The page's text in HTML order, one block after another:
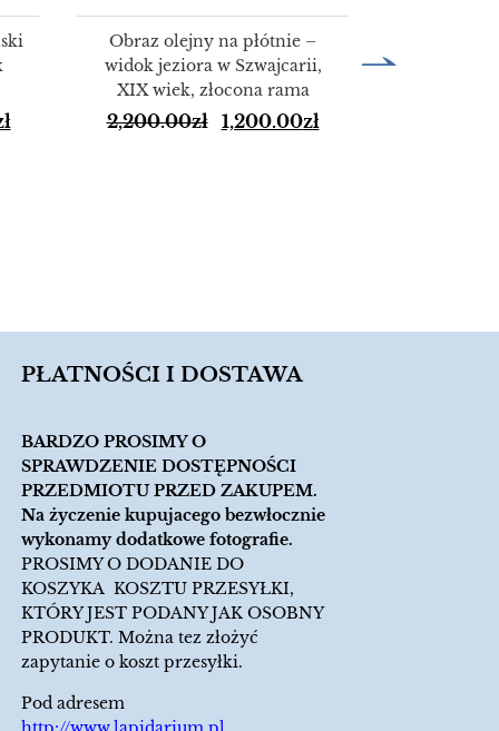
Obraz olejny na płótnie –
widok jeziora w Szwajcarii,
XIX wiek, złocona rama
2,200.00zł 1,200.00zł
PŁATNOŚCI I DOSTAWA
BARDZO PROSIMY O
SPRAWDZENIE DOSTĘPNOŚCI
PRZEDMIOTU PRZED ZAKUPEM.
Na życzenie kupujacego bezwłocznie
wykonamy dodatkowe fotografie.
PROSIMY O DODANIE DO
KOSZYKA KOSZTU PRZESYŁKI,
KTÓRY JEST PODANY JAK OSOBNY
PRODUKT. Można tez złożyć
zapytanie o koszt przesyłki.
Pod adresem